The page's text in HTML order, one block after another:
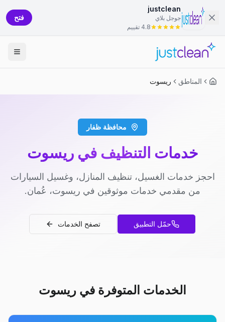
justclean
جوجل بلاي
4.8 تقييم
فتح
المناطق ريسوت
محافظة ظفار
خدمات التنظيف في ريسوت
احجز خدمات الغسيل، تنظيف المنازل، وغسيل السيارات
من مقدمي خدمات موثوقين في ريسوت، عُمان.
حمّل التطبيق تصفح الخدمات
الخدمات المتوفرة في ريسوت